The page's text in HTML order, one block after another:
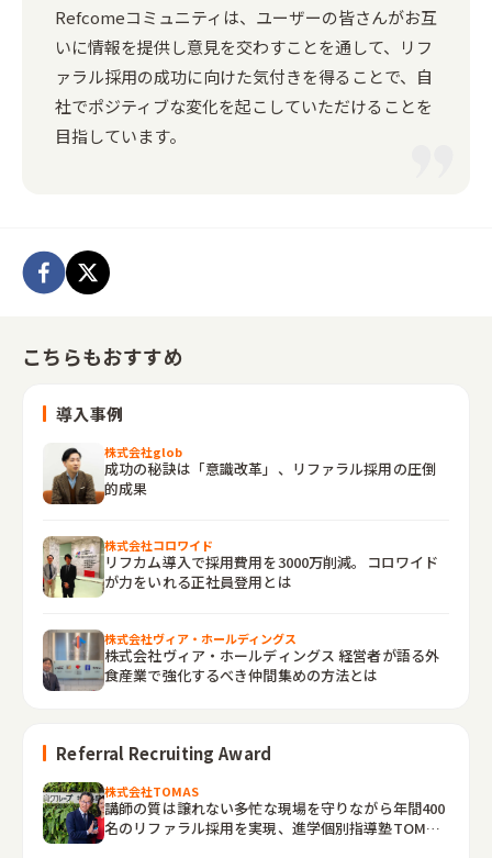
Refcomeコミュニティは、ユーザーの皆さんがお互
いに情報を提供し意見を交わすことを通して、リフ
ァラル採用の成功に向けた気付きを得ることで、自
社でポジティブな変化を起こしていただけることを
目指しています。
こちらもおすすめ
導入事例
株式会社glob
成功の秘訣は「意識改革」、リファラル採用の圧倒
的成果
株式会社コロワイド
リフカム導入で採用費用を3000万削減。コロワイド
が力をいれる正社員登用とは
株式会社ヴィア・ホールディングス
株式会社ヴィア・ホールディングス 経営者が語る外
食産業で強化するべき仲間集めの方法とは
Referral Recruiting Award
株式会社TOMAS
講師の質は譲れない――多忙な現場を守りながら年間400
名のリファラル採用を実現、進学個別指導塾TOMAS